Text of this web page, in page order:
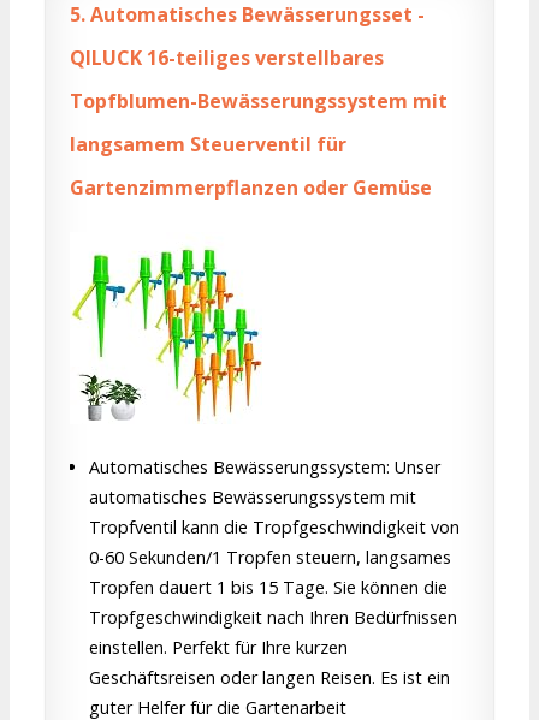
5.Automatisches Bewässerungsset -
QILUCK 16-teiliges verstellbares
Topfblumen-Bewässerungssystem mit
langsamem Steuerventil für
Gartenzimmerpflanzen oder Gemüse
Automatisches Bewässerungssystem: Unser
automatisches Bewässerungssystem mit
Tropfventil kann die Tropfgeschwindigkeit von
0-60 Sekunden/1 Tropfen steuern, langsames
Tropfen dauert 1 bis 15 Tage. Sie können die
Tropfgeschwindigkeit nach Ihren Bedürfnissen
einstellen. Perfekt für Ihre kurzen
Geschäftsreisen oder langen Reisen. Es ist ein
guter Helfer für die Gartenarbeit